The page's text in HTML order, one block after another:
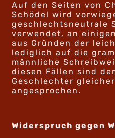
Auf den Seiten von
Schödel wird
geschlechtsneutrale
verwendet, an
aus Gründen der
lediglich auf die
männliche
diesen Fällen sind
Geschlechter
angesprochen.
Widerspruch gegen